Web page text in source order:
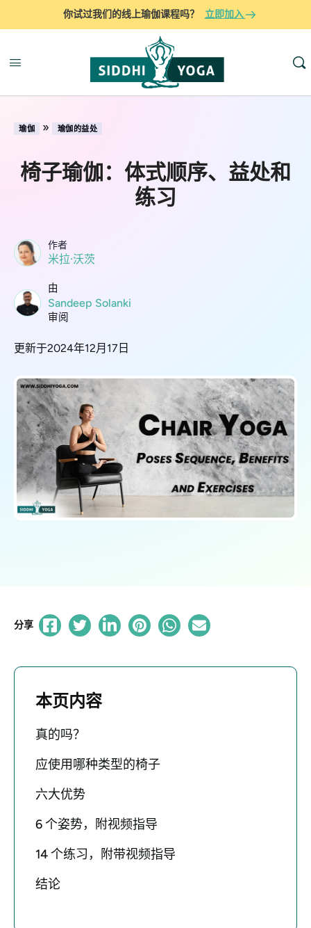
你试过我们的线上瑜伽课程吗？ 立即加入
瑜伽 » 瑜伽的益处
椅子瑜伽：体式顺序、益处和
练习
作者
米拉·沃茨
由
Sandeep Solanki
审阅
更新于2024年12月17日
分享
本页内容
真的吗？
应使用哪种类型的椅子
六大优势
6 个姿势，附视频指导
14 个练习，附带视频指导
结论